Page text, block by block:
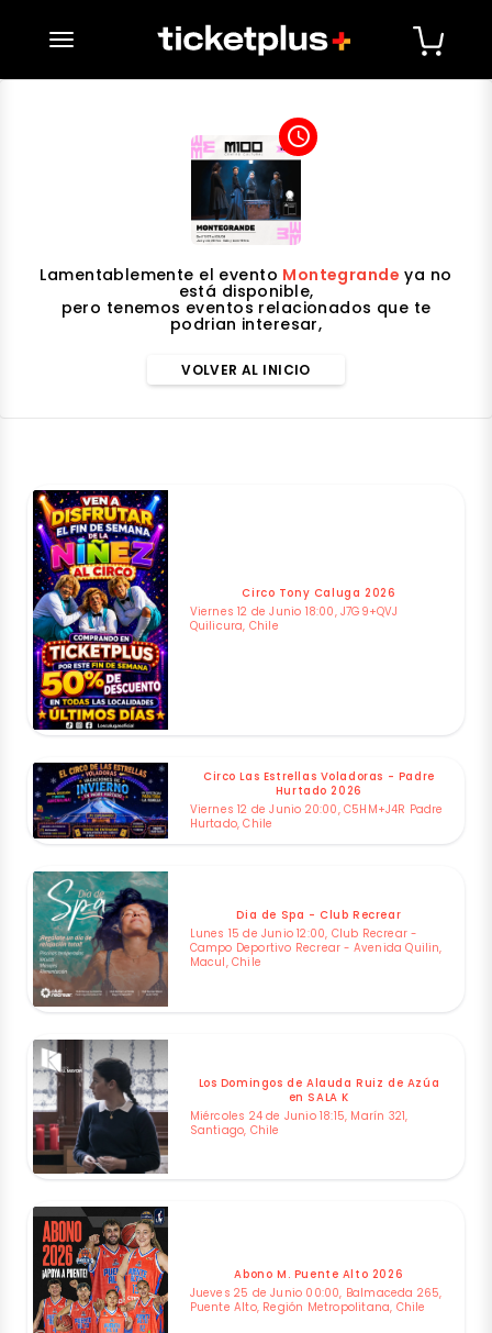
desplegar navegación
access_time
Lamentablemente el evento Montegrande ya no
está disponible,
pero tenemos eventos relacionados que te
podrian interesar,
VOLVER AL INICIO
Circo Tony Caluga 2026
Viernes 12 de Junio 18:00, J7G9+QVJ
Quilicura, Chile
Circo Las Estrellas Voladoras - Padre
Hurtado 2026
Viernes 12 de Junio 20:00, C5HM+J4R Padre
Hurtado, Chile
Dia de Spa - Club Recrear
Lunes 15 de Junio 12:00, Club Recrear -
Campo Deportivo Recrear - Avenida Quilin,
Macul, Chile
Los Domingos de Alauda Ruiz de Azúa
en SALA K
Miércoles 24 de Junio 18:15, Marín 321,
Santiago, Chile
Abono M. Puente Alto 2026
Jueves 25 de Junio 00:00, Balmaceda 265,
Puente Alto, Región Metropolitana, Chile